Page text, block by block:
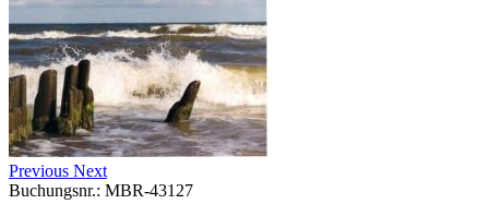
Previous Next
Buchungsnr.: MBR-43127